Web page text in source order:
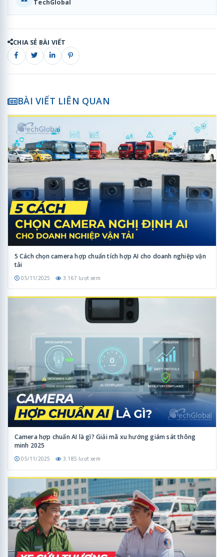
TechGlobal
CHIA SẺ BÀI VIẾT
BÀI VIẾT LIÊN QUAN
5 Cách chọn camera hợp chuẩn tích hợp AI cho doanh nghiệp vận
tải
05/11/2025 3.167 lượt xem
Camera hợp chuẩn AI là gì? Giải mã xu hướng giám sát thông
minh 2025
05/11/2025 3.185 lượt xem